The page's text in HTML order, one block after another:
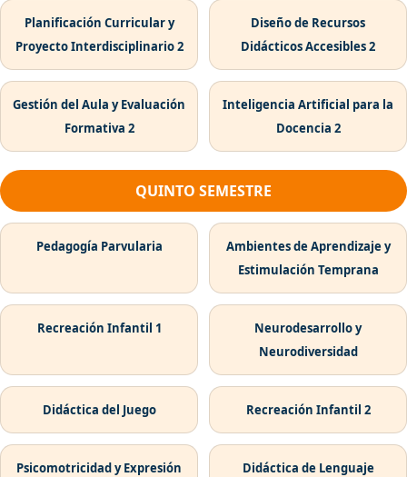
Planificación Curricular y
Proyecto Interdisciplinario 2
Diseño de Recursos
Didácticos Accesibles 2
Gestión del Aula y Evaluación
Formativa 2
Inteligencia Artificial para la
Docencia 2
QUINTO SEMESTRE
Pedagogía Parvularia
Ambientes de Aprendizaje y
Estimulación Temprana
Recreación Infantil 1
Neurodesarrollo y
Neurodiversidad
Didáctica del Juego Recreación Infantil 2
Psicomotricidad y Expresión
Didáctica de Lenguaje